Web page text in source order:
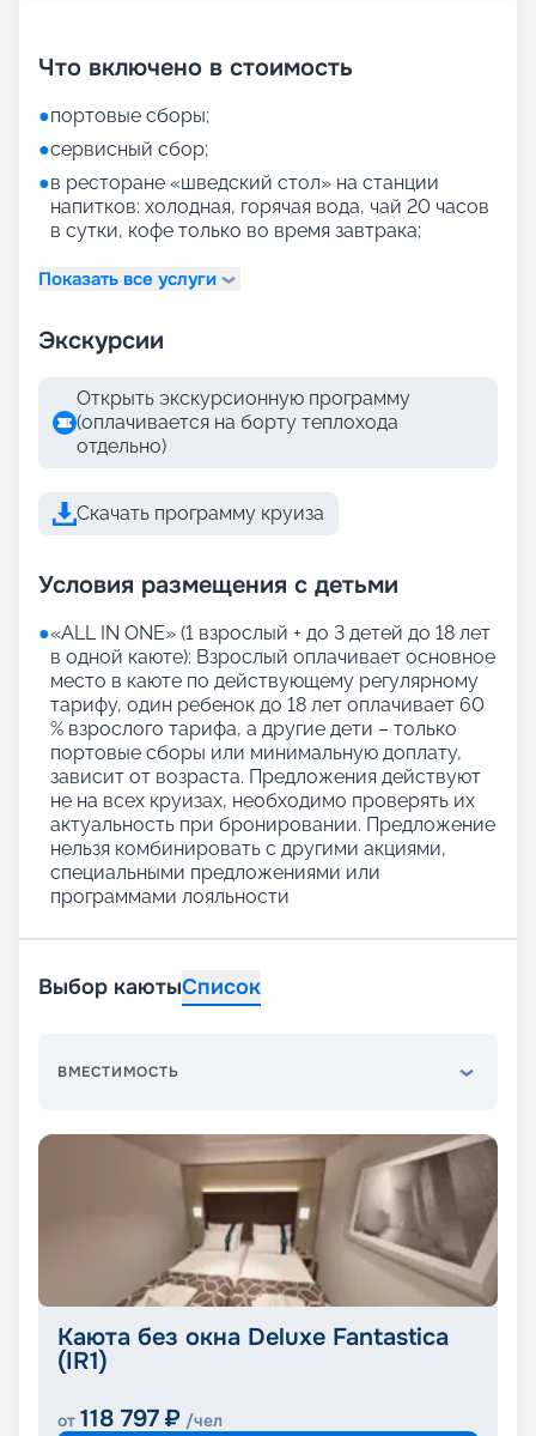
Что включено в стоимость
●портовые сборы;
●сервисный сбор;
●в ресторане «шведский стол» на станции
напитков: холодная, горячая вода, чай 20 часов
в сутки, кофе только во время завтрака;
Показать все услуги
Экскурсии
Открыть экскурсионную программу
(оплачивается на борту теплохода
отдельно)
Скачать программу круиза
Условия размещения с детьми
●«АLL IN ONE» (1 взрослый + до 3 детей до 18 лет
в одной каюте): Взрослый оплачивает основное
место в каюте по действующему регулярному
тарифу, один ребенок до 18 лет оплачивает 60
% взрослого тарифа, а другие дети – только
портовые сборы или минимальную доплату,
зависит от возраста. Предложения действуют
не на всех круизах, необходимо проверять их
актуальность при бронировании. Предложение
нельзя комбинировать с другими акциями,
специальными предложениями или
программами лояльности
Выбор каютыСписок
ВМЕСТИМОСТЬ
Каюта без окна Deluxe Fantastica
(IR1)
от 118 797 ₽ /чел